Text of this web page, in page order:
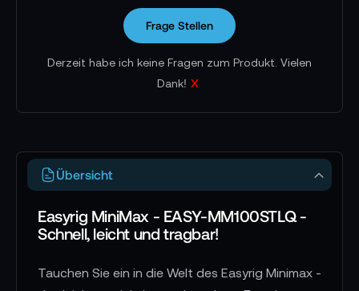
Frage Stellen
Derzeit habe ich keine Fragen zum Produkt. Vielen
Dank! x
Übersicht
Easyrig MiniMax - EASY-MM100STLQ -
Schnell, leicht und tragbar!
Tauchen Sie ein in die Welt des Easyrig Minimax -